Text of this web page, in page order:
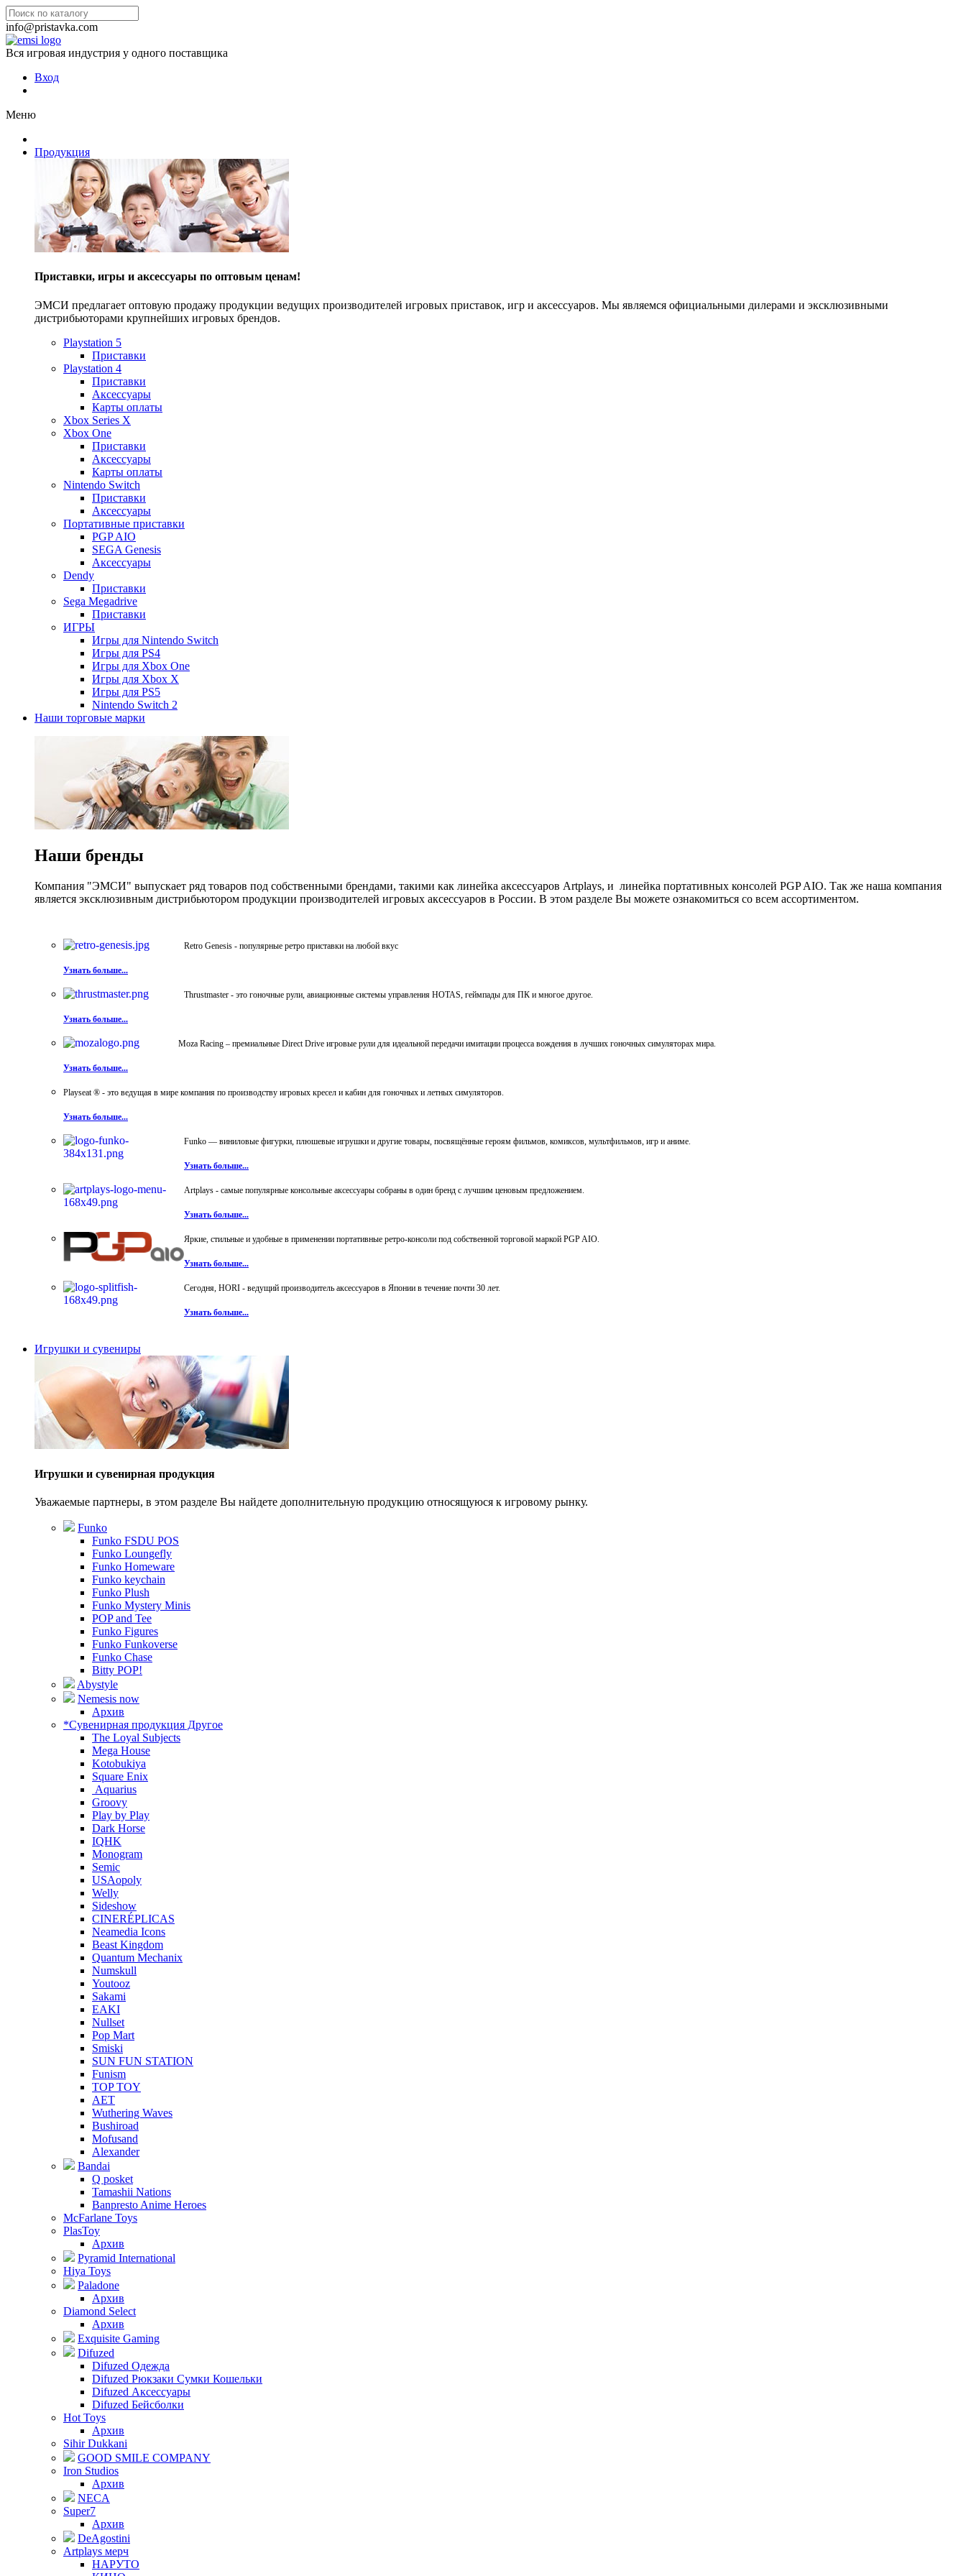
info@pristavka.com
Вся игровая индустрия у одного поставщика
Вход
Меню
Продукция
Приставки, игры и аксессуары по оптовым ценам!
ЭМСИ предлагает оптовую продажу продукции ведущих производителей игровых приставок, игр и аксессуаров. Мы являемся официальными дилерами и эксклюзивными
дистрибьюторами крупнейших игровых брендов.
Playstation 5
Приставки
Playstation 4
Приставки
Аксессуары
Карты оплаты
Xbox Series X
Xbox One
Приставки
Аксессуары
Карты оплаты
Nintendo Switch
Приставки
Аксессуары
Портативные приставки
PGP AIO
SEGA Genesis
Аксессуары
Dendy
Приставки
Sega Megadrive
Приставки
ИГРЫ
Игры для Nintendo Switch
Игры для PS4
Игры для Xbox One
Игры для Xbox X
Игры для PS5
Nintendo Switch 2
Наши торговые марки
Наши бренды
Компания "ЭМСИ" выпускает ряд товаров под собственными брендами, такими как линейка аксессуаров Artplays, и линейка портативных консолей PGP AIO. Так же наша компания
является эксклюзивным дистрибьютором продукции производителей игровых аксессуаров в России. В этом разделе Вы можете ознакомиться со всем ассортиментом.
Retro Genesis - популярные ретро приставки на любой вкус
Узнать больше...
Thrustmaster - это гоночные рули, авиационные системы управления HOTAS, геймпады для ПК и многое другое.
Узнать больше...
Moza Racing – премиальные Direct Drive игровые рули для идеальной передачи имитации процесса вождения в лучших гоночных симуляторах мира.
Узнать больше...
Playseat ® - это ведущая в мире компания по производству игровых кресел и кабин для гоночных и летных симуляторов.
Узнать больше...
Funko — виниловые фигурки, плюшевые игрушки и другие товары, посвящённые героям фильмов, комиксов, мультфильмов, игр и аниме.
Узнать больше...
Artplays - самые популярные консольные аксессуары собраны в один бренд с лучшим ценовым предложением.
Узнать больше...
Яркие, стильные и удобные в применении портативные ретро-консоли под собственной торговой маркой PGP AIO.
Узнать больше...
Сегодня, HORI - ведущий производитель аксессуаров в Японии в течение почти 30 лет.
Узнать больше...
Игрушки и сувениры
Игрушки и сувенирная продукция
Уважаемые партнеры, в этом разделе Вы найдете дополнительную продукцию относящуюся к игровому рынку.
Funko
Funko FSDU POS
Funko Loungefly
Funko Homeware
Funko keychain
Funko Plush
Funko Mystery Minis
POP and Tee
Funko Figures
Funko Funkoverse
Funko Chase
Bitty POP!
Abystyle
Nemesis now
Архив
*Сувенирная продукция Другое
The Loyal Subjects
Mega House
Kotobukiya
Square Enix
Aquarius
Groovy
Play by Play
Dark Horse
IQHK
Monogram
Semic
USAopoly
Welly
Sideshow
CINERÉPLICAS
Neamedia Icons
Beast Kingdom
Quantum Mechanix
Numskull
Youtooz
Sakami
EAKI
Nullset
Pop Mart
Smiski
SUN FUN STATION
Funism
TOP TOY
AET
Wuthering Waves
Bushiroad
Mofusand
Alexander
Bandai
Q posket
Tamashii Nations
Banpresto Anime Heroes
McFarlane Toys
PlasToy
Архив
Pyramid International
Hiya Toys
Paladone
Архив
Diamond Select
Архив
Exquisite Gaming
Difuzed
Difuzed Одежда
Difuzed Рюкзаки Сумки Кошельки
Difuzed Аксессуары
Difuzed Бейсболки
Hot Toys
Архив
Sihir Dukkani
GOOD SMILE COMPANY
Iron Studios
Архив
NECA
Super7
Архив
DeAgostini
Artplays мерч
НАРУТО